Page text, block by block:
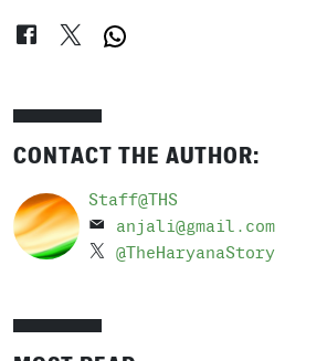
CONTACT THE AUTHOR:
Staff@THS
anjali@gmail.com
@TheHaryanaStory